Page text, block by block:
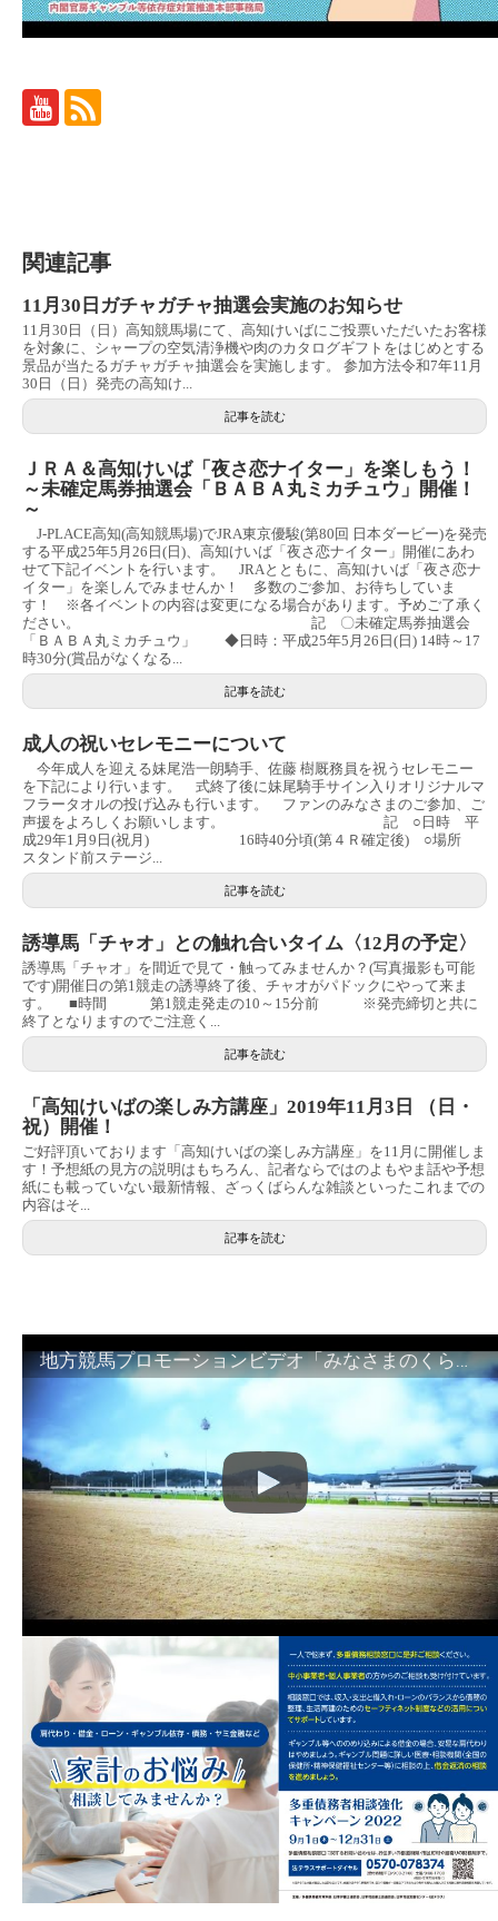
関連記事
11月30日ガチャガチャ抽選会実施のお知らせ
11月30日（日）高知競馬場にて、高知けいばにご投票いただいたお客様
を対象に、シャープの空気清浄機や肉のカタログギフトをはじめとする
景品が当たるガチャガチャ抽選会を実施します。 参加方法令和7年11月
30日（日）発売の高知け...
記事を読む
ＪＲＡ＆高知けいば「夜さ恋ナイター」を楽しもう！
～未確定馬券抽選会「ＢＡＢＡ丸ミカチュウ」開催！
～
J-PLACE高知(高知競馬場)でJRA東京優駿(第80回 日本ダービー)を発売
する平成25年5月26日(日)、高知けいば「夜さ恋ナイター」開催にあわ
せて下記イベントを行います。 JRAとともに、高知けいば「夜さ恋ナ
イター」を楽しんでみませんか！ 多数のご参加、お待ちしていま
す！ ※各イベントの内容は変更になる場合があります。予めご了承く
ださい。 記 〇未確定馬券抽選会
「ＢＡＢＡ丸ミカチュウ」 ◆日時：平成25年5月26日(日) 14時～17
時30分(賞品がなくなる...
記事を読む
成人の祝いセレモニーについて
今年成人を迎える妹尾浩一朗騎手、佐藤 樹厩務員を祝うセレモニー
を下記により行います。 式終了後に妹尾騎手サイン入りオリジナルマ
フラータオルの投げ込みも行います。 ファンのみなさまのご参加、ご
声援をよろしくお願いします。 記 ○日時 平
成29年1月9日(祝月) 16時40分頃(第４Ｒ確定後) ○場所
スタンド前ステージ...
記事を読む
誘導馬「チャオ」との触れ合いタイム〈12月の予定〉
誘導馬「チャオ」を間近で見て・触ってみませんか？(写真撮影も可能
です)開催日の第1競走の誘導終了後、チャオがパドックにやって来ま
す。 ■時間 第1競走発走の10～15分前 ※発売締切と共に
終了となりますのでご注意く...
記事を読む
「高知けいばの楽しみ方講座」2019年11月3日 （日・
祝）開催！
ご好評頂いております「高知けいばの楽しみ方講座」を11月に開催しま
す！予想紙の見方の説明はもちろん、記者ならではのよもやま話や予想
紙にも載っていない最新情報、ざっくばらんな雑談といったこれまでの
内容はそ...
記事を読む
地方競馬プロモーションビデオ「みなさまのくらしのために」30秒篇｜NAR公式